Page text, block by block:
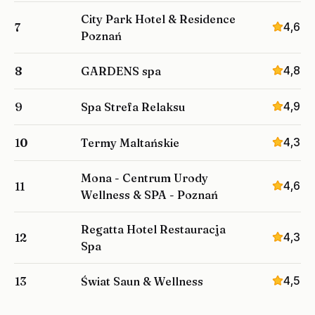
7
City Park Hotel & Residence
Poznań
4,6
8 GARDENS spa 4,8
9 Spa Strefa Relaksu 4,9
10 Termy Maltańskie 4,3
11
Mona - Centrum Urody
Wellness & SPA - Poznań
4,6
12
Regatta Hotel Restauracja
Spa
4,3
13 Świat Saun & Wellness 4,5